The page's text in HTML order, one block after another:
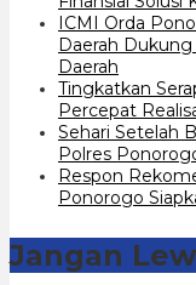
ICMI Orda
Daerah
Daerah
Tingkatkan
Percepat
Sehari Setelah
Polres
Respon
Ponorogo
Jangan